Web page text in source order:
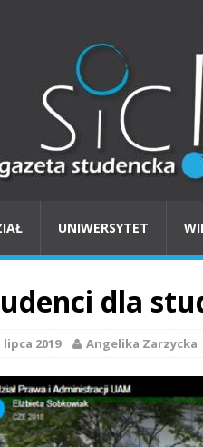
UNIWERSYTET
dla
lipca 2019 Angelika Zarzycka